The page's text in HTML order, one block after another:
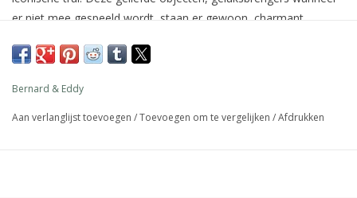
er niet mee gespeeld wordt, staan ​​er gewoon, charmant
hun diorama’s. Spaar ze allemaal!
Afmeting: 6 x 5,5 cm
Materiaal: zink
Bernard & Eddy
Aan verlanglijst toevoegen /Toevoegen om te vergelijken /Afdrukken